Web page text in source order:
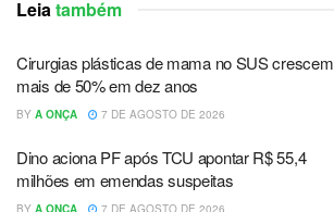
Leiatambém
Cirurgias plásticas de mama no SUS crescem
mais de 50% em dez anos
BY A ONÇA 7 DE AGOSTO DE 2026
Dino aciona PF após TCU apontar R$ 55,4
milhões em emendas suspeitas
BY A ONÇA 7 DE AGOSTO DE 2026